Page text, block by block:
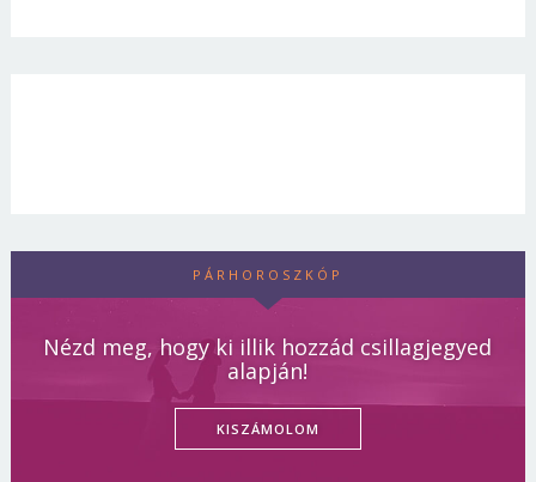
PÁRHOROSZKÓP
Nézd meg, hogy ki illik hozzád csillagjegyed
alapján!
KISZÁMOLOM